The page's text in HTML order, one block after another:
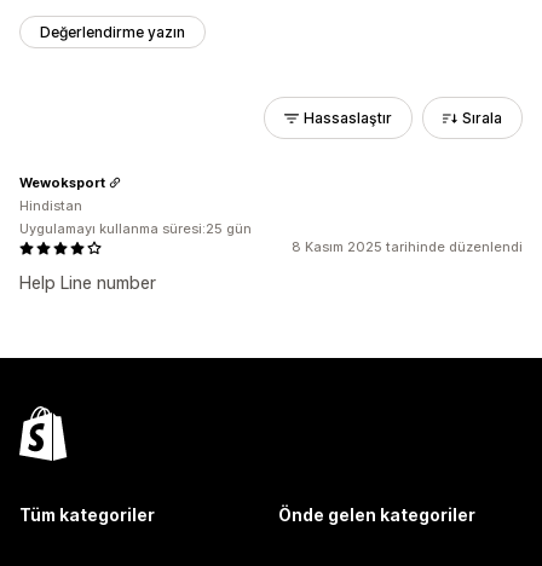
Değerlendirme yazın
Hassaslaştır Sırala
8 Kasım 2025 tarihinde düzenlendi
Help Line number
Wewoksport
Hindistan
Uygulamayı kullanma süresi:25 gün
Tüm kategoriler Önde gelen kategoriler